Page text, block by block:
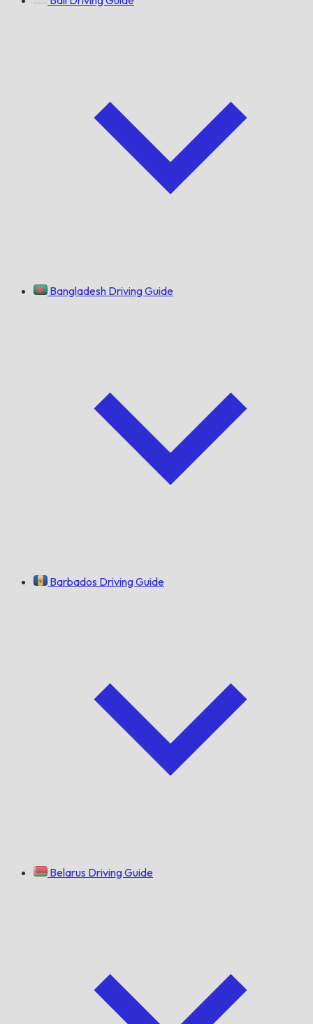
Bangladesh Driving Guide
Barbados Driving Guide
Belarus Driving Guide